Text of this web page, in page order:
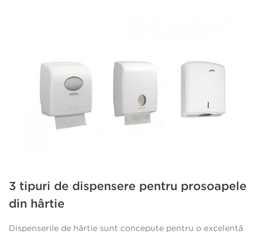
3 tipuri de dispensere pentru prosoapele
din hârtie
Dispenserile de hârtie sunt concepute pentru o excelentă